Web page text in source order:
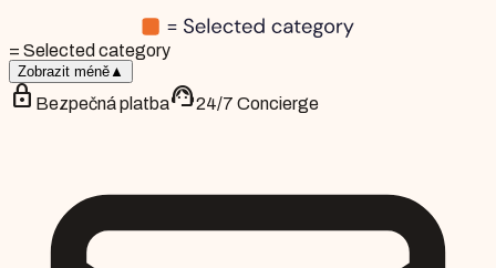
= Selected category
Zobrazit méně▲
lock Bezpečná platbasupport_agent24/7 Concierge